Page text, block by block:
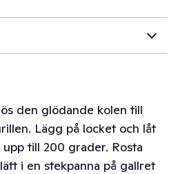
den glödande kolen till
Lägg på locket och låt
till 200 grader. Rosta
i en stekpanna på gallret